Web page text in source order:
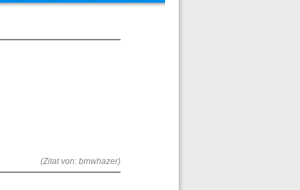
(Zitat von: bmwhazer)